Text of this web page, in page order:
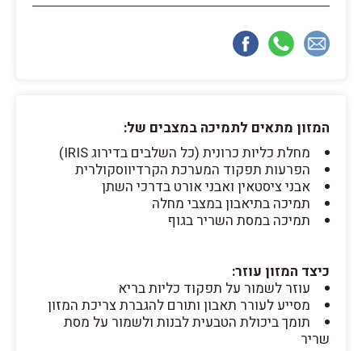
המזון מתאים לתמיכה במצבים של:
מחלת כליות כרונית (כל השלבים בדירוג IRIS)
הפרעות תפקוד המערכת הקרדיווסקולרית
אבני ציסטאין ואבני אורט בדרכי השתן
תמיכה בתיאבון במצבי מחלה
תמיכה במסת השריר בגוף
כיצד המזון עוזר:
עוזר לשמור על תפקוד כליות בריא
מסייע לעורר תאבון ותורם להגברת צריכת המזון
תומך ביכולת הטבעית לבנות ולשמור על מסת
שריר